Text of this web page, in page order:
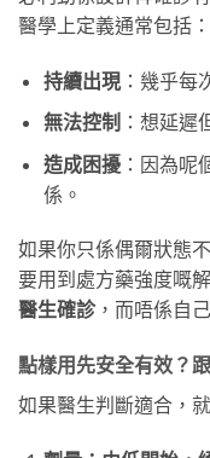
醫學上定義通常包括：
持續出現：幾乎每
無法控制 ：想延遲
造成困擾：因為呢
係。
如果你只係偶爾狀態
要用到處方藥強度嘅
醫生確診，而唔係自
點樣用先安全有效？
如果醫生判斷適合，